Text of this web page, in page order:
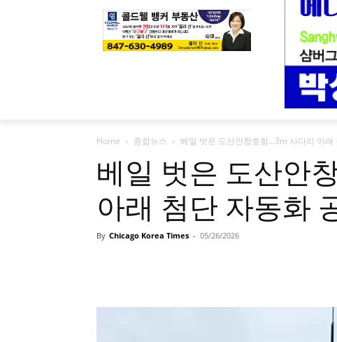
Home 종합뉴스 베일 벗은 도산안창호함…3m 사다리 아래
베일 벗은 도산안
아래 첨단 자동화
By Chicago Korea Times - 05/26/2026